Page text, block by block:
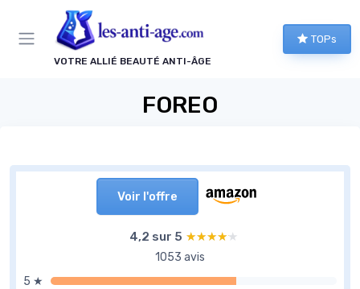
VOTRE ALLIÉ BEAUTÉ ANTI-ÂGE
TOPs
FOREO
Voir l'offre
4,2 sur 5 ★★★★★
★★★★★
1053 avis
5 ★
Panneau de gestion des cookies